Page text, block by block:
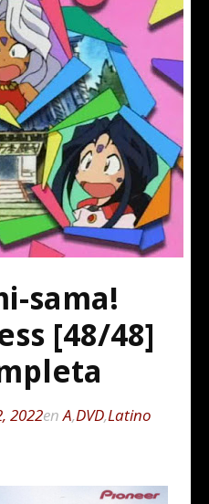
sama!
[48/48]
2022enA,DVD,Latino